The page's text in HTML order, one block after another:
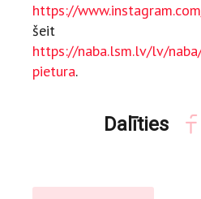
https://
šeit
https://naba.lsm.lv/lv/
pietura.
Dalīties